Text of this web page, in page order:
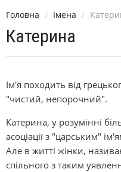
Головна Імена
Катерина
Ім'я походить від
"чистий, непорочний".
Катерина, у розумінні
асоціації з "царським"
Але в житті жінки,
спільного з таким